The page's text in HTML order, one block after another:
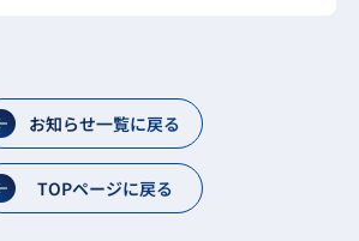
お知らせ一覧に戻る
TOPページに戻る